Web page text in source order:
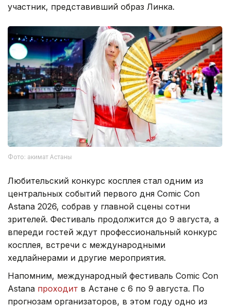
участник, представивший образ Линка.
Фото: акимат Астаны
Любительский конкурс косплея стал одним из
центральных событий первого дня Comic Con
Astana 2026, собрав у главной сцены сотни
зрителей. Фестиваль продолжится до 9 августа, а
впереди гостей ждут профессиональный конкурс
косплея, встречи с международными
хедлайнерами и другие мероприятия.
Напомним, международный фестиваль Comic Con
Astana проходит в Астане с 6 по 9 августа. По
прогнозам организаторов, в этом году одно из